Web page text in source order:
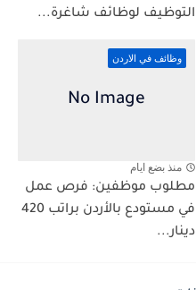
التوظيف لوظائف شاغرة...
وظائف في الاردن
منذ بضع ايام
مطلوب موظفين: فرص عمل
في مستودع بالأردن براتب 420
دينار...